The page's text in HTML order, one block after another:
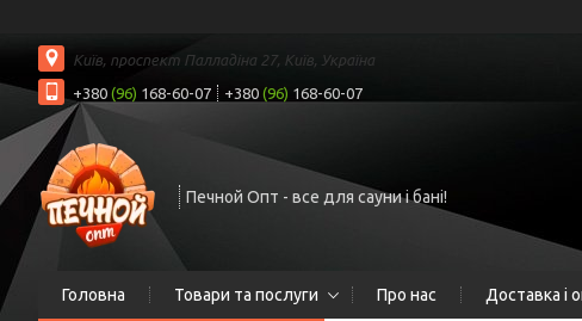
Київ, проспект Палладіна 27, Київ, Україна
+380 (96) 168-60-07 +380 (96) 168-60-07
Печной Опт - все для сауни і бані!
Головна Товари та послуги Про нас Доставка і